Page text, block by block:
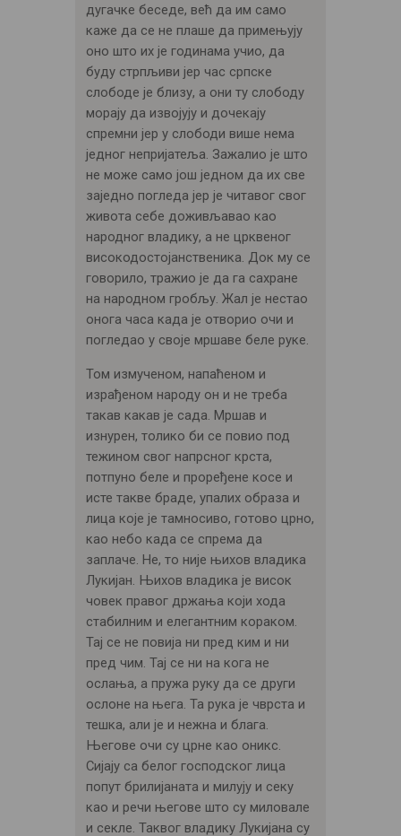
дугачке беседе, већ да им само
каже да се не плаше да примењују
оно што их је годинама учио, да
буду стрпљиви јер час српске
слободе је близу, а они ту слободу
морају да извојују и дочекају
спремни јер у слободи више нема
једног непријатеља. Зажалио је што
не може само још једном да их све
заједно погледа јер је читавог свог
живота себе доживљавао као
народног владику, а не црквеног
високодостојанственика. Док му се
говорило, тражио је да га сахране
на народном гробљу. Жал је нестао
онога часа када је отворио очи и
погледао у своје мршаве беле руке.
Том измученом, напаћеном и
израђеном народу он и не треба
такав какав је сада. Мршав и
изнурен, толико би се повио под
тежином свог напрсног крста,
потпуно беле и проређене косе и
исте такве браде, упалих образа и
лица које је тамносиво, готово црно,
као небо када се спрема да
заплаче. Не, то није њихов владика
Лукијан. Њихов владика је висок
човек правог држања који хода
стабилним и елегантним кораком.
Тај се не повија ни пред ким и ни
пред чим. Тај се ни на кога не
ослања, а пружа руку да се други
ослоне на њега. Та рука је чврста и
тешка, али је и нежна и блага.
Његове очи су црне као оникс.
Сијају са белог господског лица
попут брилијаната и милују и секу
као и речи његове што су миловале
и секле. Таквог владику Лукијана су